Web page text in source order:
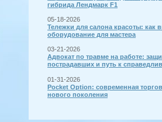
гибрида Лендмарк F1
05-18-2026
Тележки для салона красоты: как
оборудование для мастера
03-21-2026
Адвокат по травме на работе:
пострадавших и путь к
01-31-2026
Pocket Option: современная
нового поколения